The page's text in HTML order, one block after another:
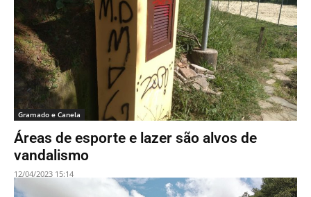
Gramado e Canela
Áreas de esporte e lazer são alvos de
vandalismo
12/04/2023 15:14